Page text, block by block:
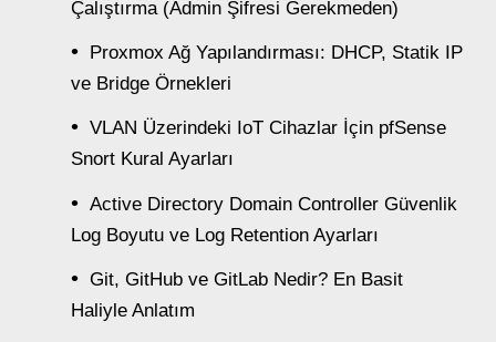
Çalıştırma (Admin Şifresi Gerekmeden)
Proxmox Ağ Yapılandırması: DHCP, Statik IP
ve Bridge Örnekleri
VLAN Üzerindeki IoT Cihazlar İçin pfSense
Snort Kural Ayarları
Active Directory Domain Controller Güvenlik
Log Boyutu ve Log Retention Ayarları
Git, GitHub ve GitLab Nedir? En Basit
Haliyle Anlatım